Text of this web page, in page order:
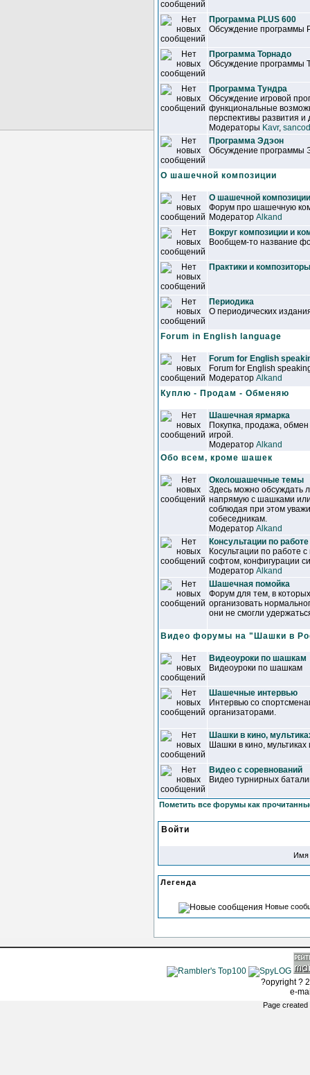
Программа PLUS 600
Обсуждение программы
Программа Торнадо
Обсуждение программы
Программа Тундра
Обсуждение игровой
функциональные
перспективы развития и
Модераторы Kavr,
Программа Эдэон
Обсуждение программы
О шашечной композиции
О шашечной композиции
Форум про шашечную
Модератор Alkand
Вокруг композиции и
Вообщем-то название
Практики и композиторы
Периодика
О периодических
Forum in English language
Forum for English
Forum for English
Модератор Alkand
Куплю - Продам - Обменяю
Шашечная ярмарка
Покупка, продажа,
игрой.
Модератор Alkand
Обо всем, кроме шашек
Околошашечные темы
Здесь можно обсуждать
напрямую с шашками
соблюдая при этом
собеседникам.
Модератор Alkand
Консультации по
Косультации по работе
софтом, конфигурации
Модератор Alkand
Шашечная помойка
Форум для тем, в
организовать
они не смогли
Видео форумы на "Шашки в
Видеоуроки по шашкам
Видеоуроки по шашкам
Шашечные интервью
Интервью со
организаторами.
Шашки в кино,
Шашки в кино, мультиках
Видео с соревнований
Видео турнирных
Пометить все форумы как
Войти
Имя
Легенда
Новые
?opyright ?
e-
Page